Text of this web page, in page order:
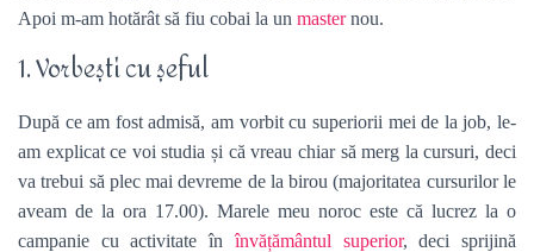
Apoi m-am hotărât să fiu cobai la un masternou.
1. Vorbești cu șeful
După ce am fost admisă, am vorbit cu superiorii mei de la job, le-
am explicat ce voi studia și că vreau chiar să merg la cursuri, deci
va trebui să plec mai devreme de la birou (majoritatea cursurilor le
aveam de la ora 17.00). Marele meu noroc este că lucrez la o
campanie cu activitate înînvățământul superior, deci sprijină